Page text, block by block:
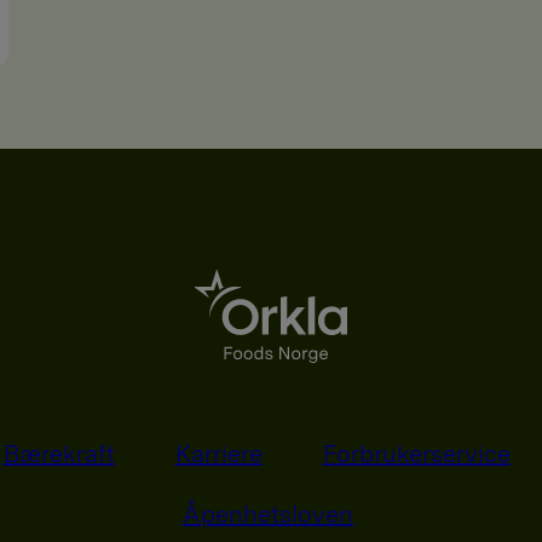
Bærekraft Karriere Forbrukerservice
Åpenhetsloven